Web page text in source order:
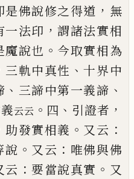
是佛說修之得道 ， 無
一法印 ，謂諸法實相
魔說也 。 今取實相為
三軌中真性 、十界中
、 三諦中第一義諦 、
云云 。 四 、 引證者 ，
助發實相義 。 又云 ：
說 。 又云 ： 唯佛與佛
云 ：要當說真實 。 又